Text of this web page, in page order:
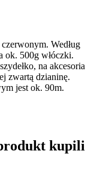
Według
ok. 500g włóczki.
na akcesoria
zwartą dzianinę.
jest ok. 90m.
kupili